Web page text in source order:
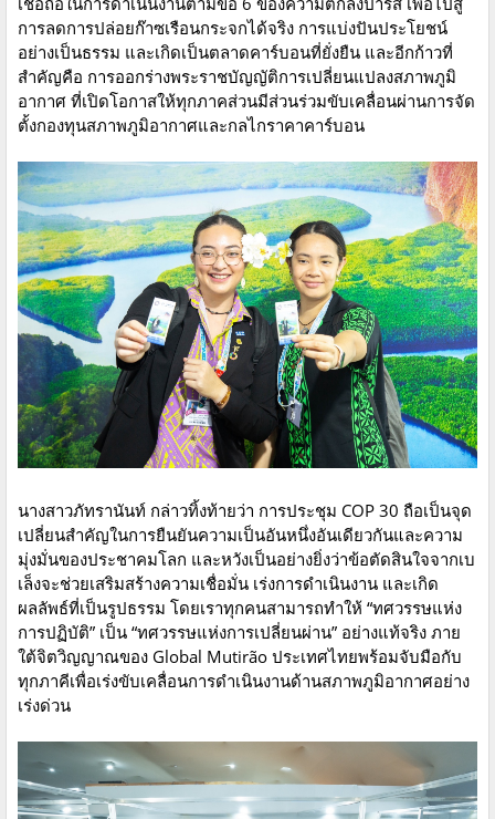
การลดการปล่อยก๊าซเรือนกระจกได้จริง การแบ่งปันประโยชน์
อย่างเป็นธรรม และเกิดเป็นตลาดคาร์บอนที่ยั่งยืน และอีกก้าวที่
สำคัญคือ การออกร่างพระราชบัญญัติการเปลี่ยนแปลงสภาพภูมิ
อากาศ ที่เปิดโอกาสให้ทุกภาคส่วนมีส่วนร่วมขับเคลื่อนผ่านการจัด
ตั้งกองทุนสภาพภูมิอากาศและกลไกราคาคาร์บอน
นางสาวภัทรานันท์ กล่าวทิ้งท้ายว่า การประชุม COP 30 ถือเป็นจุด
เปลี่ยนสำคัญในการยืนยันความเป็นอันหนึ่งอันเดียวกันและความ
มุ่งมั่นของประชาคมโลก และหวังเป็นอย่างยิ่งว่าข้อตัดสินใจจากเบ
เล็งจะช่วยเสริมสร้างความเชื่อมั่น เร่งการดำเนินงาน และเกิด
ผลลัพธ์ที่เป็นรูปธรรม โดยเราทุกคนสามารถทำให้ “ทศวรรษแห่ง
การปฏิบัติ” เป็น “ทศวรรษแห่งการเปลี่ยนผ่าน” อย่างแท้จริง ภาย
ใต้จิตวิญญาณของ Global Mutirão ประเทศไทยพร้อมจับมือกับ
ทุกภาคีเพื่อเร่งขับเคลื่อนการดำเนินงานด้านสภาพภูมิอากาศอย่าง
เร่งด่วน